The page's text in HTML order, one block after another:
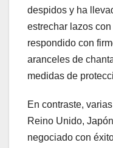
despidos y ha
estrechar lazos
respondido con
aranceles de
medidas de
En contraste,
Reino Unido,
negociado con